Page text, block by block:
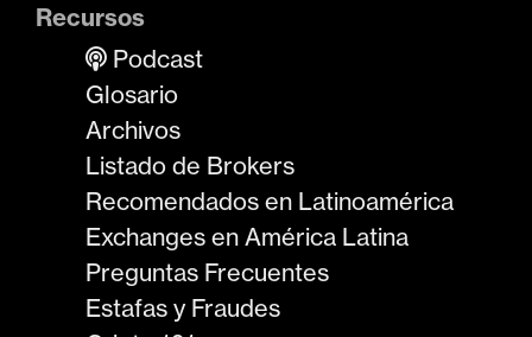
Recursos
Podcast
Glosario
Archivos
Listado de Brokers
Recomendados en Latinoamérica
Exchanges en América Latina
Preguntas Frecuentes
Estafas y Fraudes